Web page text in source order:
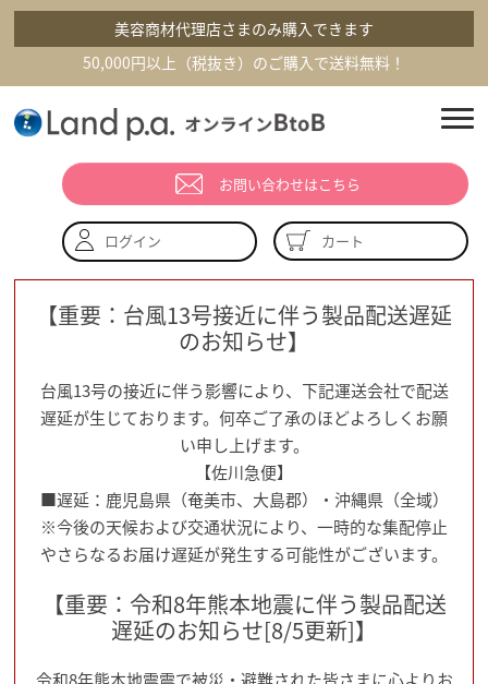
美容商材代理店さまのみ購入できます
50,000円以上（税抜き）のご購入で送料無料！
お問い合わせはこちら
ログイン カート
【重要：台風13号接近に伴う製品配送遅延
のお知らせ】
台風13号の接近に伴う影響により、下記運送会社で配送
遅延が生じております。何卒ご了承のほどよろしくお願
い申し上げます。
【佐川急便】
■遅延：鹿児島県（奄美市、大島郡）・沖縄県（全域）
※今後の天候および交通状況により、一時的な集配停止
やさらなるお届け遅延が発生する可能性がございます。
【重要：令和8年熊本地震に伴う製品配送
遅延のお知らせ[8/5更新]】
令和8年熊本地震震で被災・避難された皆さまに心よりお